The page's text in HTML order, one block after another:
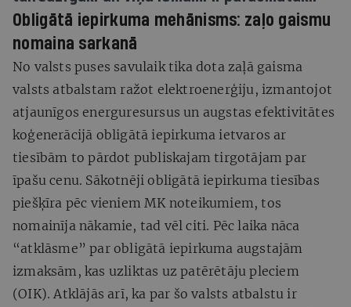
Obligātā iepirkuma mehānisms: zaļo gaismu
nomaina sarkanā
No valsts puses savulaik tika dota zaļā gaisma
valsts atbalstam ražot elektroenerģiju, izmantojot
atjaunīgos energuresursus un augstas efektivitātes
koģenerācijā obligātā iepirkuma ietvaros ar
tiesībām to pārdot publiskajam tirgotājam par
īpašu cenu. Sākotnēji obligātā iepirkuma tiesības
piešķīra pēc vieniem MK noteikumiem, tos
nomainīja nākamie, tad vēl citi. Pēc laika nāca
“atklāsme” par obligātā iepirkuma augstajām
izmaksām, kas uzliktas uz patērētāju pleciem
(OIK). Atklājās arī, ka par šo valsts atbalstu ir